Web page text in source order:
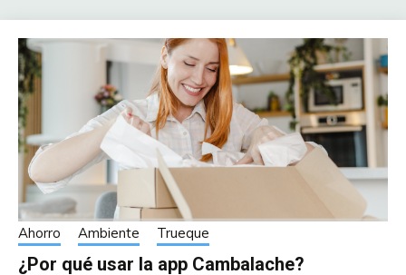
Ahorro Ambiente Trueque
¿Por qué usar la app Cambalache?